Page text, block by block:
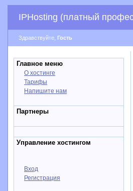
IPHosting (платный
Здравствуйте, Гость
Главное меню
О хостинге
Тарифы
Напишите нам
Партнеры
Управление хостингом
Вход
Регистрация